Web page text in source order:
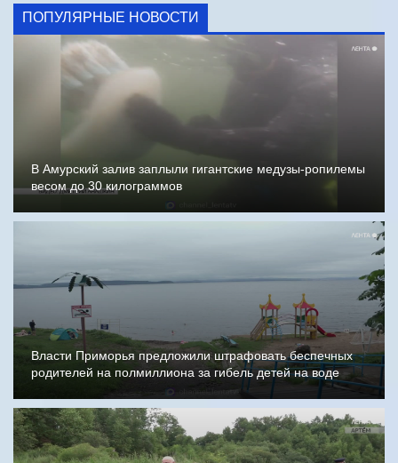
ПОПУЛЯРНЫЕ НОВОСТИ
В Амурский залив заплыли гигантские медузы-ропилемы
весом до 30 килограммов
Власти Приморья предложили штрафовать беспечных
родителей на полмиллиона за гибель детей на воде